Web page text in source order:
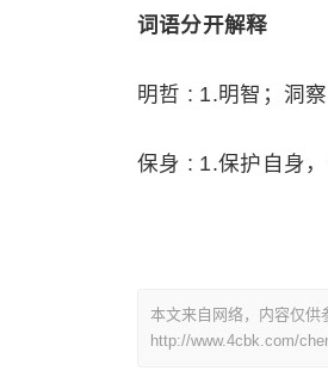
词语分开解释
明哲 : 1.明智；洞
保身 : 1.保护自身
本文来自网络，内容仅供
http://www.4cbk.com/